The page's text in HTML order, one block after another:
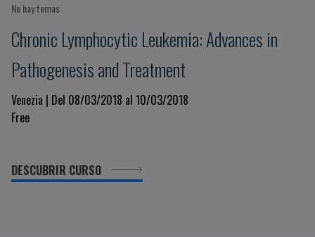
No hay temas
Chronic Lymphocytic Leukemia: Advances in
Pathogenesis and Treatment
Venezia | Del 08/03/2018 al 10/03/2018
Free
DESCUBRIR CURSO